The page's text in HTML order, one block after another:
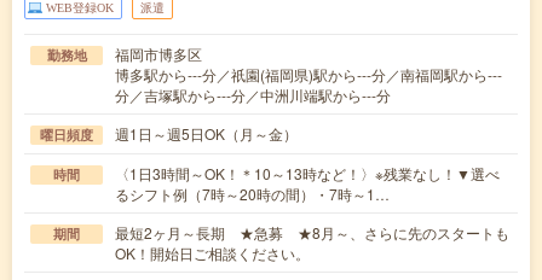
WEB登録OK 派遣
勤務地
福岡市博多区
博多駅から---分／祇園(福岡県)駅から---分／南福岡駅から---
分／吉塚駅から---分／中洲川端駅から---分
曜日頻度 週1日～週5日OK（月～金）
時間
〈1日3時間～OK！＊10～13時など！〉※残業なし！▼選べ
るシフト例（7時～20時の間）・7時～1…
期間
最短2ヶ月～長期 ★急募 ★8月～、さらに先のスタートも
OK！開始日ご相談ください。